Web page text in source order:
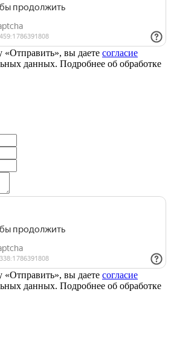
вы даете согласие
данных. Подробнее об обработке
вы даете согласие
данных. Подробнее об обработке